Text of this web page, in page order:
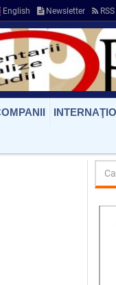
English Newsletter RSS